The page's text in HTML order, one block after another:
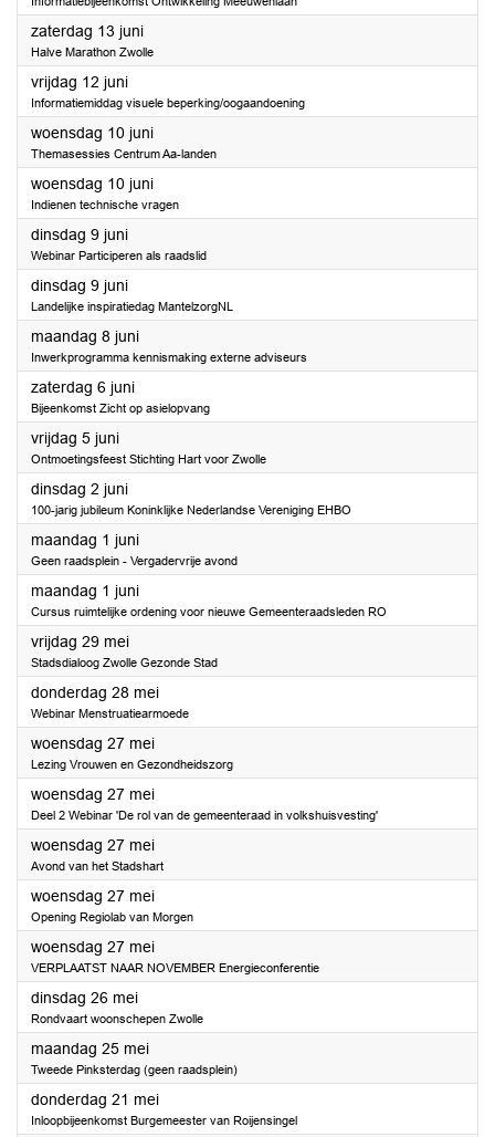
zaterdag 13 juni2026
Halve Marathon Zwolle
vrijdag 12 juni2026
Informatiemiddag visuele beperking/oogaandoening
woensdag 10 juni2026
Themasessies Centrum Aa-landen
woensdag 10 juni2026
Indienen technische vragen
dinsdag 9 juni2026
Webinar Participeren als raadslid
dinsdag 9 juni2026
Landelijke inspiratiedag MantelzorgNL
maandag 8 juni2026
Inwerkprogramma kennismaking externe adviseurs
zaterdag 6 juni2026
Bijeenkomst Zicht op asielopvang
vrijdag 5 juni2026
Ontmoetingsfeest Stichting Hart voor Zwolle
dinsdag 2 juni2026
100-jarig jubileum Koninklijke Nederlandse Vereniging EHBO
maandag 1 juni2026
Geen raadsplein - Vergadervrije avond
maandag 1 juni2026
Cursus ruimtelijke ordening voor nieuwe Gemeenteraadsleden RO
vrijdag 29 mei2026
Stadsdialoog Zwolle Gezonde Stad
donderdag 28 mei2026
Webinar Menstruatiearmoede
woensdag 27 mei2026
Lezing Vrouwen en Gezondheidszorg
woensdag 27 mei2026
Deel 2 Webinar 'De rol van de gemeenteraad in volkshuisvesting'
woensdag 27 mei2026
Avond van het Stadshart
woensdag 27 mei2026
Opening Regiolab van Morgen
woensdag 27 mei2026
VERPLAATST NAAR NOVEMBER Energieconferentie
dinsdag 26 mei2026
Rondvaart woonschepen Zwolle
maandag 25 mei2026
Tweede Pinksterdag (geen raadsplein)
donderdag 21 mei2026
Inloopbijeenkomst Burgemeester van Roijensingel